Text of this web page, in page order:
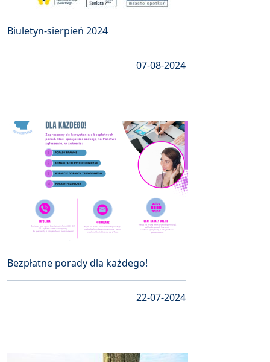
Biuletyn-sierpień 2024
07-08-2024
Bezpłatne porady dla każdego!
22-07-2024